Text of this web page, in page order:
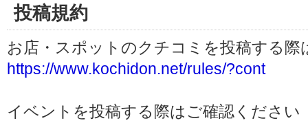
投稿規約
お店・スポットのクチコミを投稿する際
https://www.kochidon.net/rules/?cont
イベントを投稿する際はご確認ください